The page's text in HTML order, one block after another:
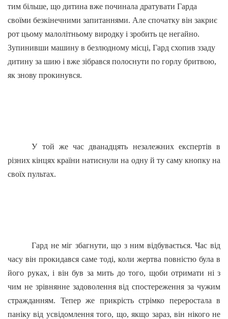
тим більше, що дитина вже починала дратувати Гарда
своїми безкінечними запитаннями. Але спочатку він закриє
рот цьому малолітньому виродку і зробить це негайно.
Зупинивши машину в безлюдному місці, Гард схопив ззаду
дитину за шию і вже зібрався полоснути по горлу бритвою,
як знову прокинувся.
У той же час дванадцять незалежних експертів в
різних кінцях країни натиснули на одну й ту саму кнопку на
своїх пультах.
Гард не міг збагнути, що з ним відбувається. Час від
часу він прокидався саме тоді, коли жертва повністю була в
його руках, і він був за мить до того, щоби отримати ні з
чим не зрівнянне задоволення від спостереження за чужим
стражданням. Тепер же прикрість стрімко переростала в
паніку від усвідомлення того, що, якщо зараз, він нікого не